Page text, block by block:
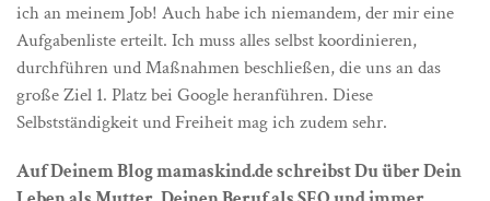
ich an meinem Job! Auch habe ich niemandem, der mir eine
Aufgabenliste erteilt. Ich muss alles selbst koordinieren,
durchführen und Maßnahmen beschließen, die uns an das
große Ziel 1. Platz bei Google heranführen. Diese
Selbstständigkeit und Freiheit mag ich zudem sehr.
Auf Deinem Blog mamaskind.de schreibst Du über Dein